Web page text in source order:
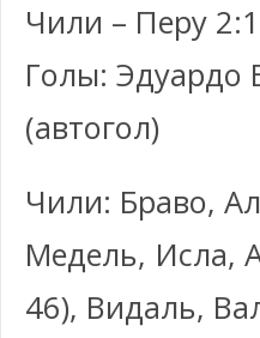
Чили – Перу 2:1
Голы: Эдуардо
(автогол)
Чили: Браво,
Медель, Исла,
46), Видаль,